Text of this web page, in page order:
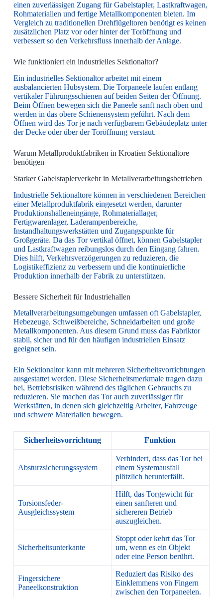
einen zuverlässigen Zugang für Gabelstapler, Lastkraftwagen,
Rohmaterialien und fertige Metallkomponenten bieten. Im
Vergleich zu traditionellen Drehflügeltoren benötigt es keinen
zusätzlichen Platz vor oder hinter der Toröffnung und
verbessert so den Verkehrsfluss innerhalb der Anlage.
Wie funktioniert ein industrielles Sektionaltor?
Ein industrielles Sektionaltor arbeitet mit einem
ausbalancierten Hubsystem. Die Torpaneele laufen entlang
vertikaler Führungsschienen auf beiden Seiten der Öffnung.
Beim Öffnen bewegen sich die Paneele sanft nach oben und
werden in das obere Schienensystem geführt. Nach dem
Öffnen wird das Tor je nach verfügbarem Gebäudeplatz unter
der Decke oder über der Toröffnung verstaut.
Warum Metallproduktfabriken in Kroatien Sektionaltore
benötigen
Starker Gabelstaplerverkehr in Metallverarbeitungsbetrieben
Industrielle Sektionaltore können in verschiedenen Bereichen
einer Metallproduktfabrik eingesetzt werden, darunter
Produktionshalleneingänge, Rohmateriallager,
Fertigwarenlager, Laderampenbereiche,
Instandhaltungswerkstätten und Zugangspunkte für
Großgeräte. Da das Tor vertikal öffnet, können Gabelstapler
und Lastkraftwagen reibungslos durch den Eingang fahren.
Dies hilft, Verkehrsverzögerungen zu reduzieren, die
Logistikeffizienz zu verbessern und die kontinuierliche
Produktion innerhalb der Fabrik zu unterstützen.
Bessere Sicherheit für Industriehallen
Metallverarbeitungsumgebungen umfassen oft Gabelstapler,
Hebezeuge, Schweißbereiche, Schneidarbeiten und große
Metallkomponenten. Aus diesem Grund muss das Fabriktor
stabil, sicher und für den häufigen industriellen Einsatz
geeignet sein.
Ein Sektionaltor kann mit mehreren Sicherheitsvorrichtungen
ausgestattet werden. Diese Sicherheitsmerkmale tragen dazu
bei, Betriebsrisiken während des täglichen Gebrauchs zu
reduzieren. Sie machen das Tor auch zuverlässiger für
Werkstätten, in denen sich gleichzeitig Arbeiter, Fahrzeuge
und schwere Materialien bewegen.
Sicherheitsvorrichtung Funktion
Absturzsicherungssystem
Verhindert, dass das Tor bei
einem Systemausfall
plötzlich herunterfällt.
Torsionsfeder-
Ausgleichssystem
Hilft, das Torgewicht für
einen sanfteren und
sichereren Betrieb
auszugleichen.
Sicherheitsunterkante
Stoppt oder kehrt das Tor
um, wenn es ein Objekt
oder eine Person berührt.
Fingersichere
Paneelkonstruktion
Reduziert das Risiko des
Einklemmens von Fingern
zwischen den Torpaneelen.